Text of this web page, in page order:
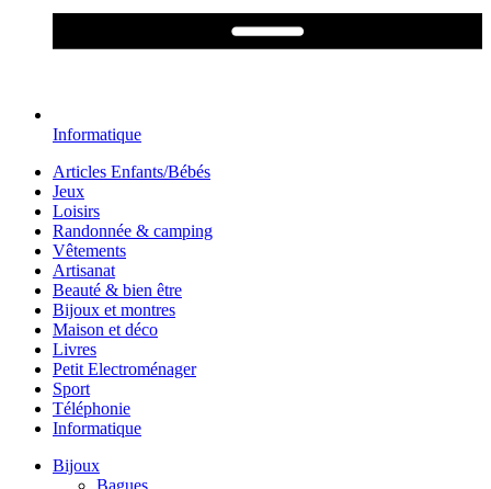
Informatique
Articles Enfants/Bébés
Jeux
Loisirs
Randonnée & camping
Vêtements
Artisanat
Beauté & bien être
Bijoux et montres
Maison et déco
Livres
Petit Electroménager
Sport
Téléphonie
Informatique
Bijoux
Bagues